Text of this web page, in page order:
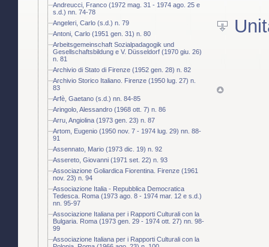
Andreucci, Franco (1972 mag. 31 - 1974 ago. 25 e
s.d.) nn. 74-78
Angeleri, Carlo (s.d.) n. 79
Antoni, Carlo (1951 gen. 31) n. 80
Arbeitsgemeinschaft Sozialpadagogik und
Gesellschaftsbildung e V. Düsseldorf (1970 giu. 26)
n. 81
Archivio di Stato di Firenze (1952 gen. 28) n. 82
Archivio Storico Italiano. Firenze (1950 lug. 27) n.
83
Arfè, Gaetano (s.d.) nn. 84-85
Aringolo, Alessandro (1968 ott. 7) n. 86
Arru, Angiolina (1973 gen. 23) n. 87
Artom, Eugenio (1950 nov. 7 - 1974 lug. 29) nn. 88-
91
Assennato, Mario (1973 dic. 19) n. 92
Assereto, Giovanni (1971 set. 22) n. 93
Associazione Goliardica Fiorentina. Firenze (1961
nov. 23) n. 94
Associazione Italia - Repubblica Democratica
Tedesca. Roma (1973 ago. 8 - 1974 mar. 12 e s.d.)
nn. 95-97
Associazione Italiana per i Rapporti Culturali con la
Bulgaria. Roma (1973 gen. 29 - 1974 ott. 27) nn. 98-
99
Associazione Italiana per i Rapporti Culturali con la